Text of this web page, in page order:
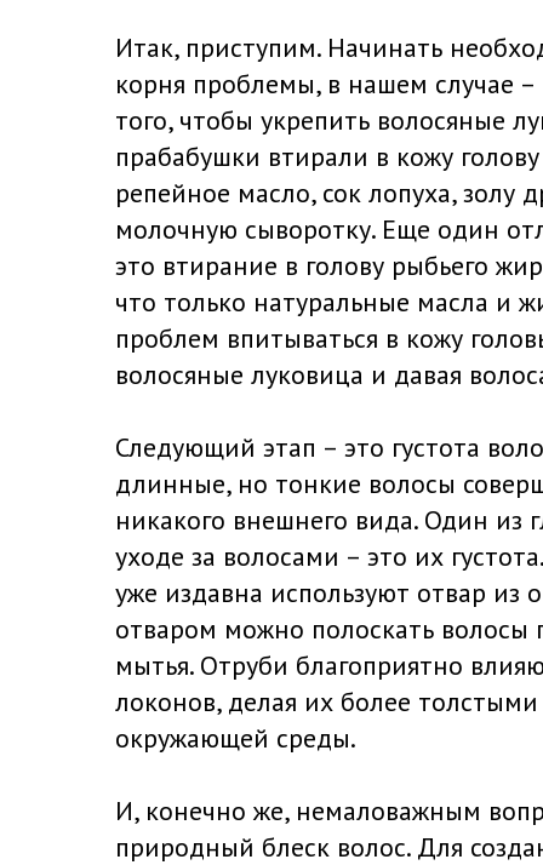
Итак, приступим. Начинать
корня проблемы, в нашем случае –
того, чтобы укрепить волосяные
прабабушки втирали в кожу
репейное масло, сок лопуха, золу
молочную сыворотку. Еще один
это втирание в голову рыбьего
что только натуральные масла и
проблем впитываться в кожу
волосяные луковица и давая
Следующий этап – это густота
длинные, но тонкие волосы
никакого внешнего вида. Один из
уходе за волосами – это их
уже издавна используют отвар из
отваром можно полоскать волосы
мытья. Отруби благоприятно
локонов, делая их более
окружающей среды.
И, конечно же, немаловажным
природный блеск волос. Для